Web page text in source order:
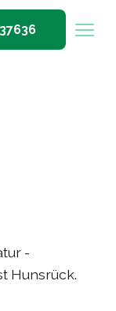
-
Hunsrück.